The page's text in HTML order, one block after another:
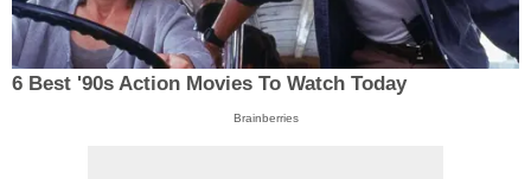
6 Best '90s Action Movies To Watch Today
Brainberries